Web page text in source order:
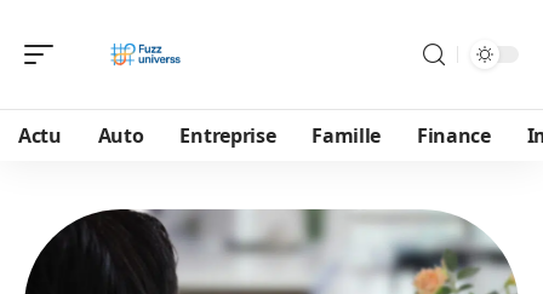
Actu Auto Entreprise Famille Finance